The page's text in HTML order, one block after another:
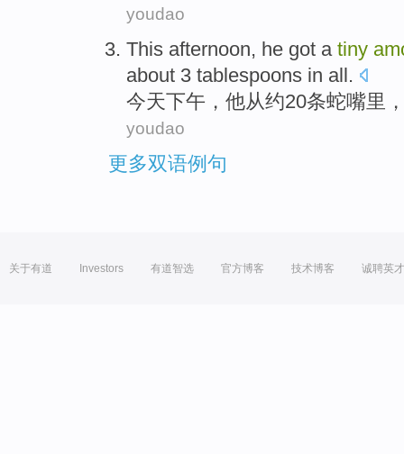
youdao
This afternoon, he got a tiny
about 3 tablespoons in all.
今天下午， 他从约20条蛇嘴里
youdao
更多双语例句
关于有道 Investors 有道智选 官方博客 技术博客 诚聘英才